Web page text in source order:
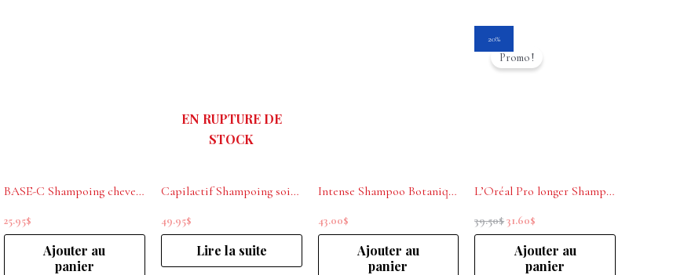
BASE-C Shampoing cheveux fins Rituel Volume 300ml
25.95$
Ajouter au
panier
EN RUPTURE DE
STOCK
Capilactif Shampoing soin lavant pour cheveux clairsemés/ fragilisés perte de cheveux 1L
49.95$
Lire la suite
Intense Shampoo Botanique La Biosthetique 250 ml
43.00$
Ajouter au
panier
20%
Promo !
L’Oréal Pro longer Shampoing rénovateur de longueurs 500ml
39.50$
prix
initial
31.60$
actuel
Ajouter au
panier